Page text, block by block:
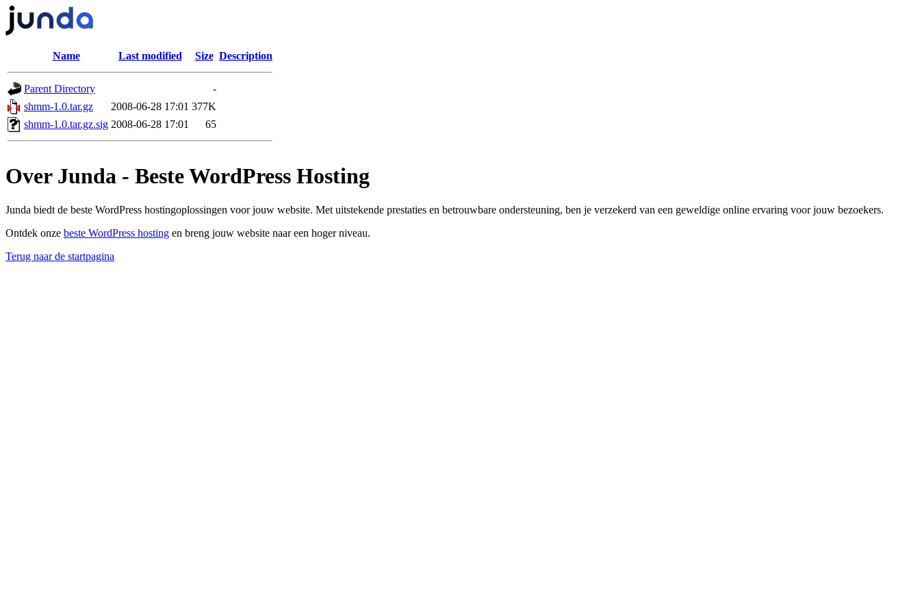
Name Last modified Size Description
Parent Directory
-
shmm-1.0.tar.gz
2008-06-28 17:01 377K
shmm-1.0.tar.gz.sig 2008-06-28 17:01 65
Over Junda - Beste WordPress Hosting
Junda biedt de beste WordPress hostingoplossingen voor jouw website. Met uitstekende prestaties en betrouwbare ondersteuning, ben je verzekerd van een geweldige online ervaring voor jouw bezoekers.
Ontdek onze beste WordPress hosting en breng jouw website naar een hoger niveau.
Terug naar de startpagina